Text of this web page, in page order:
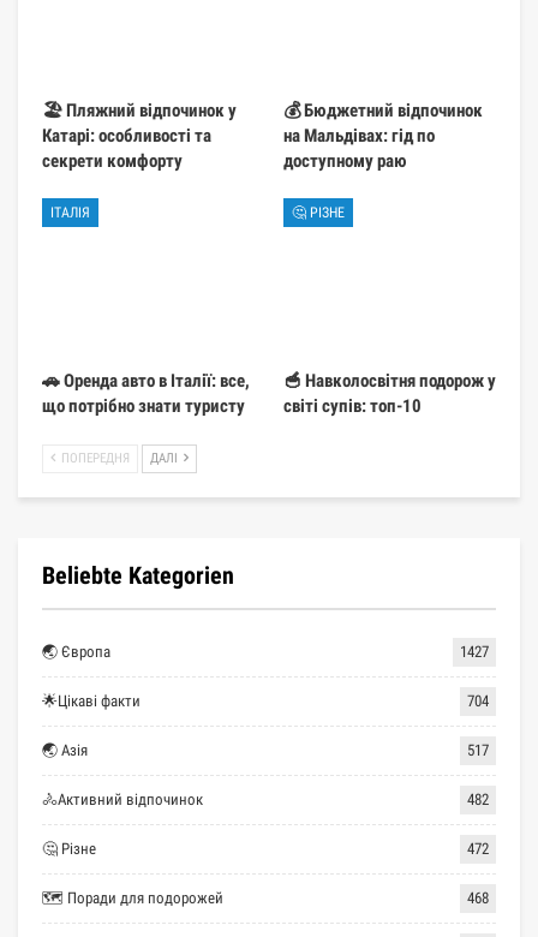
🏖️ Пляжний відпочинок у
Катарі: особливості та
секрети комфорту
💰 Бюджетний відпочинок
на Мальдівах: гід по
доступному раю
ІТАЛІЯ
🚗 Оренда авто в Італії: все,
що потрібно знати туристу
🤔 РІЗНЕ
🥣 Навколосвітня подорож у
світі супів: топ-10
ПОПЕРЕДНЯ ДАЛІ
Beliebte Kategorien
🌏 Європа 1427
🌟Цікаві факти 704
🌏 Азія 517
🚴Активний відпочинок 482
🤔 Різне 472
🗺 Поради для подорожей 468